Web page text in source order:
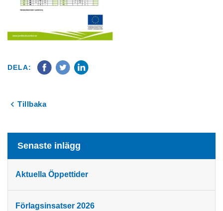
DELA:
Tillbaka
Senaste inlägg
Aktuella Öppettider
Förlagsinsatser 2026